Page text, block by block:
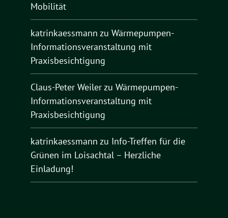
Mobilität
katrinkaessmann zu Wärmepumpen-
Informationsveranstaltung mit
Praxisbesichtigung
Claus-Peter Weilerzu Wärmepumpen-
Informationsveranstaltung mit
Praxisbesichtigung
katrinkaessmann zu Info-Treffen für die
Grünen im Loisachtal – Herzliche
Einladung!